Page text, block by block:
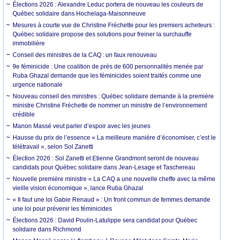
Élections 2026 : Alexandre Leduc portera de nouveau les couleurs de
Québec solidaire dans Hochelaga-Maisonneuve
Mesures à courte vue de Christine Fréchette pour les premiers acheteurs :
Québec solidaire propose des solutions pour freiner la surchauffe
immobilière
Conseil des ministres de la CAQ : un faux renouveau
9e féminicide : Une coalition de près de 600 personnalités menée par
Ruba Ghazal demande que les féminicides soient traités comme une
urgence nationale
Nouveau conseil des ministres : Québec solidaire demande à la première
ministre Christine Fréchette de nommer un ministre de l’environnement
crédible
Manon Massé veut parler d’espoir avec les jeunes
Hausse du prix de l’essence « La meilleure manière d’économiser, c’est le
télétravail », selon Sol Zanetti
Élection 2026 : Sol Zanetti et Etienne Grandmont seront de nouveau
candidats pour Québec solidaire dans Jean-Lesage et Taschereau
Nouvelle première ministre « La CAQ a une nouvelle cheffe avec la même
vieille vision économique », lance Ruba Ghazal
« Il faut une loi Gabie Renaud » : Un front commun de femmes demande
une loi pour prévenir les féminicides
Élections 2026 : David Poulin-Latulippe sera candidat pour Québec
solidaire dans Richmond